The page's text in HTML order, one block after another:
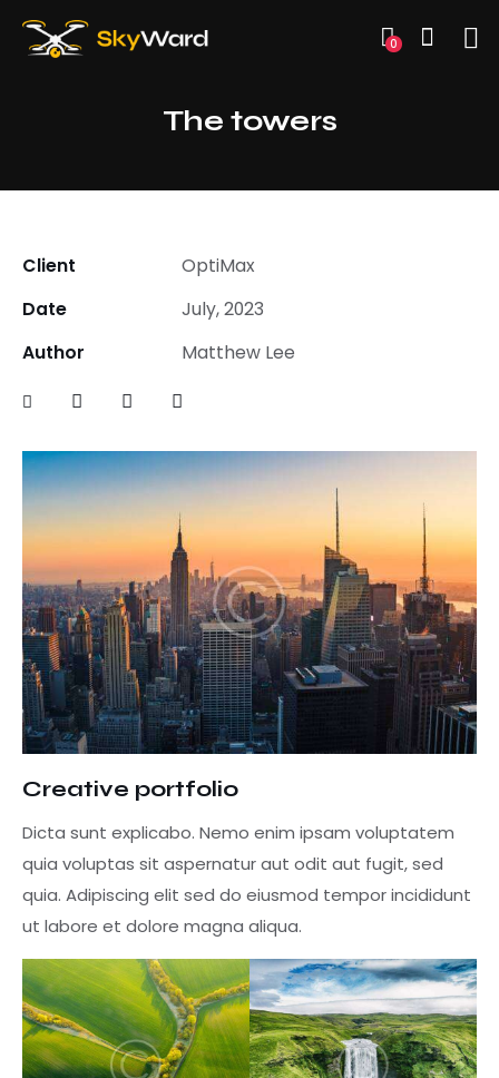
0
The towers
Client
OptiMax
Date
July, 2023
Author
Matthew Lee
Creative portfolio
Dicta sunt explicabo. Nemo enim ipsam voluptatem
quia voluptas sit aspernatur aut odit aut fugit, sed
quia. Adipiscing elit sed do eiusmod tempor incididunt
ut labore et dolore magna aliqua.